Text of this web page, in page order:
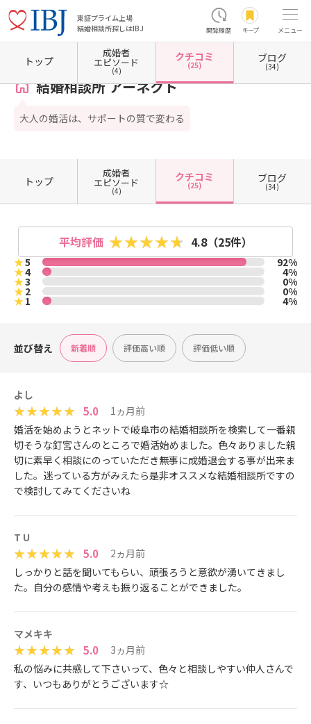
東証プライム上場
結婚相談所探しはIBJ
閲覧履歴 キープ メニュー
ホーム 岐阜県の結婚相談所 岐阜県岐阜市 結婚相談所 アーネクト クチコミ一覧
結婚相談所 アーネクト
大人の婚活は、サポートの質で変わる
トップ
成婚者
エピソード
(4)
クチコミ
(25)
ブログ
(34)
トップ
成婚者
エピソード
(4)
クチコミ
(25)
ブログ
(34)
平均評価 4.8（25件）
★5 92%
★4 4%
★3 0%
★2 0%
★1 4%
並び替え 新着順 評価高い順 評価低い順
よし
5.0
1ヵ月前
婚活を始めようとネットで岐阜市の結婚相談所を検索して一番親
切そうな釘宮さんのところで婚活始めました。色々ありました親
切に素早く相談にのっていただき無事に成婚退会する事が出来ま
した。迷っている方がみえたら是非オススメな結婚相談所ですの
で検討してみてくださいね
T U
5.0
2ヵ月前
しっかりと話を聞いてもらい、頑張ろうと意欲が湧いてきまし
た。自分の感情や考えも振り返ることができました。
マメキキ
5.0
3ヵ月前
私の悩みに共感して下さいって、色々と相談しやすい仲人さんで
す、いつもありがとうございます☆